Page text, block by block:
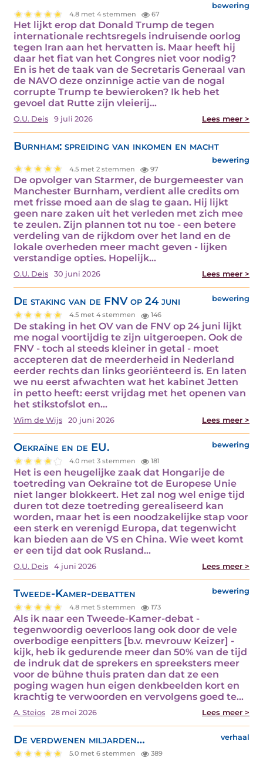
bewering
4.8 met 4 stemmen 67
Het lijkt erop dat Donald Trump de tegen
internationale rechtsregels indruisende oorlog
tegen Iran aan het hervatten is. Maar heeft hij
daar het fiat van het Congres niet voor nodig?
En is het de taak van de Secretaris Generaal van
de NAVO deze onzinnige actie van de nogal
corrupte Trump te bewieroken? Ik heb het
gevoel dat Rutte zijn vleierij…
O.U. Deis 9 juli 2026 Lees meer >
Burnham: spreiding van inkomen en macht
bewering
4.5 met 2 stemmen 97
De opvolger van Starmer, de burgemeester van
Manchester Burnham, verdient alle credits om
met frisse moed aan de slag te gaan. Hij lijkt
geen nare zaken uit het verleden met zich mee
te zeulen. Zijn plannen tot nu toe - een betere
verdeling van de rijkdom over het land en de
lokale overheden meer macht geven - lijken
verstandige opties. Hopelijk…
O.U. Deis 30 juni 2026 Lees meer >
De staking van de FNV op 24 juni bewering
4.5 met 4 stemmen 146
De staking in het OV van de FNV op 24 juni lijkt
me nogal voortijdig te zijn uitgeroepen. Ook de
FNV - toch al steeds kleiner in getal - moet
accepteren dat de meerderheid in Nederland
eerder rechts dan links georiënteerd is. En laten
we nu eerst afwachten wat het kabinet Jetten
in petto heeft: eerst vrijdag met het openen van
het stikstofslot en…
Wim de Wijs 20 juni 2026 Lees meer >
Oekraïne en de EU. bewering
4.0 met 3 stemmen 181
Het is een heugelijke zaak dat Hongarije de
toetreding van Oekraïne tot de Europese Unie
niet langer blokkeert. Het zal nog wel enige tijd
duren tot deze toetreding gerealiseerd kan
worden, maar het is een noodzakelijke stap voor
een sterk en verenigd Europa, dat tegenwicht
kan bieden aan de VS en China. Wie weet komt
er een tijd dat ook Rusland…
O.U. Deis 4 juni 2026 Lees meer >
Tweede-Kamer-debatten bewering
4.8 met 5 stemmen 173
Als ik naar een Tweede-Kamer-debat -
tegenwoordig oeverloos lang ook door de vele
overbodige eenpitters [b.v. mevrouw Keizer] -
kijk, heb ik gedurende meer dan 50% van de tijd
de indruk dat de sprekers en spreeksters meer
voor de bühne thuis praten dan dat ze een
poging wagen hun eigen denkbeelden kort en
krachtig te verwoorden en vervolgens goed te…
A. Steios 28 mei 2026 Lees meer >
De verdwenen miljarden… verhaal
5.0 met 6 stemmen 389